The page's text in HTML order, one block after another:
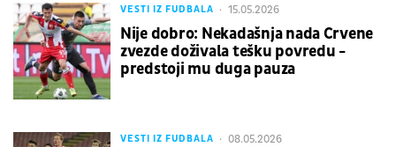
VESTI IZ FUDBALA 15.05.2026
Nije dobro: Nekadašnja nada Crvene
zvezde doživala tešku povredu -
predstoji mu duga pauza
VESTI IZ FUDBALA 08.05.2026